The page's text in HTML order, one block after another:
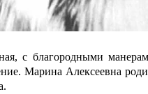
с благородными
Марина Алексеевна